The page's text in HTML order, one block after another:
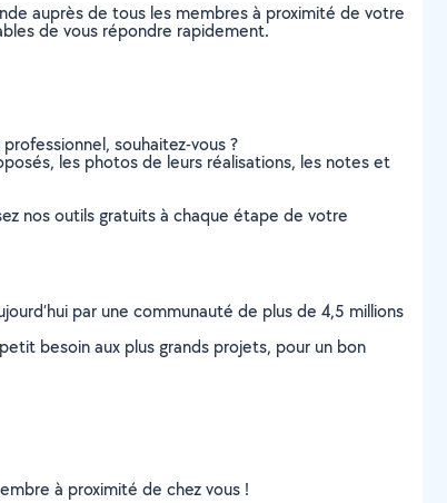
auprès de tous les membres à proximité de votre
de vous répondre rapidement.
souhaitez-vous ?
les photos de leurs réalisations, les notes et
nos outils gratuits à chaque étape de votre
par une communauté de plus de 4,5 millions
besoin aux plus grands projets, pour un bon
à proximité de chez vous !